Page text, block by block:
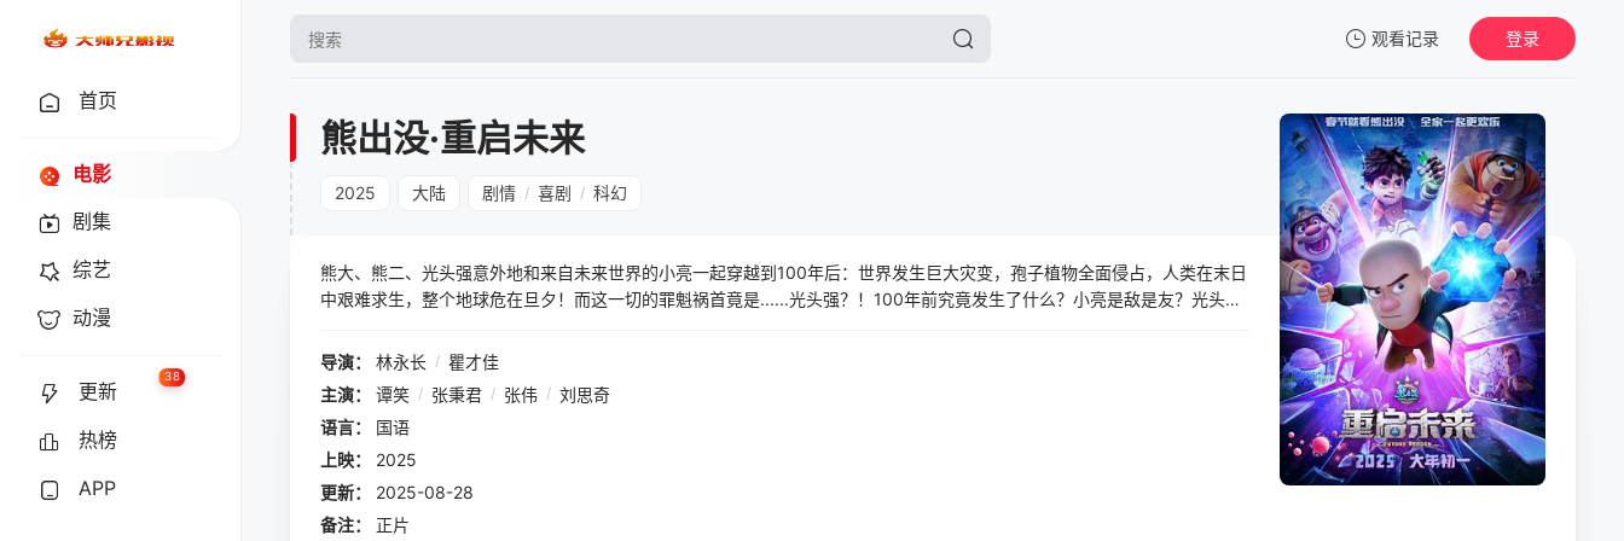
观看记录
暂无观看影片的记录
登录
首页
电影
剧集
综艺
动漫
更新
38
热榜
APP
熊出没·重启未来
2025 大陆 剧情 / 喜剧 / 科幻
熊大、熊二、光头强意外地和来自未来世界的小亮一起穿越到100年后：世界发生巨大灾变，孢子植物全面侵占，人类在末日
中艰难求生，整个地球危在旦夕！而这一切的罪魁祸首竟是......光头强？！100年前究竟发生了什么？小亮是敌是友？光头强
导演：
林永长 / 瞿才佳
主演：
谭笑 / 张秉君 / 张伟 / 刘思奇
语言：
国语
上映：
2025
更新：
2025-08-28
备注：
正片